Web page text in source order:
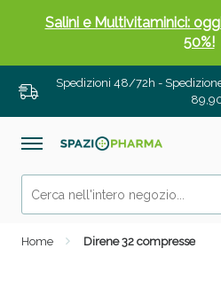
Spedizioni 48/72h -
Home Direne 32 compresse
Salini e Multivitaminici:
50%!